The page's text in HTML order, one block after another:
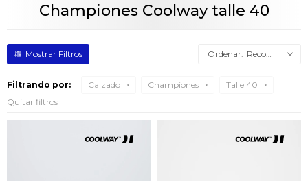
Championes Coolway talle 40
Recomendados
Filtrando por: Calzado Championes
Talle 40
Quitar filtros